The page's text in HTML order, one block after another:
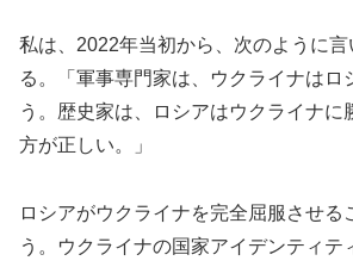
私は、2022年当初から、次のように
る。「軍事専門家は、ウクライナはロ
う。歴史家は、ロシアはウクライナに
方が正しい。」
ロシアがウクライナを完全屈服させる
う。ウクライナの国家アイデンティテ